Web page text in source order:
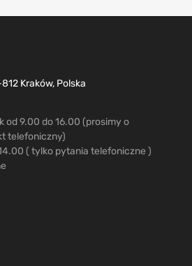
Kraków, Polska
od 9.00 do 16.00 (prosimy o
telefoniczny)
( tylko pytania telefoniczne )